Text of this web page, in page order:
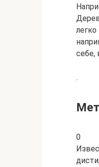
себе,
.
0